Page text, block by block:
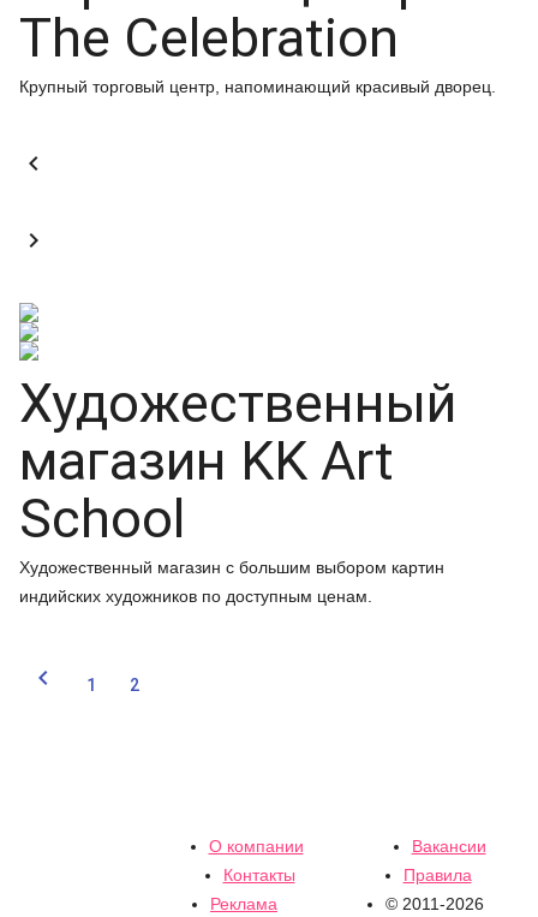
The Celebration
Крупный торговый центр, напоминающий красивый дворец.


Художественный
магазин KK Art
School
Художественный магазин с большим выбором картин
индийских художников по доступным ценам.
 1 2
О компании
Вакансии
Контакты
Правила
Реклама
© 2011-2026